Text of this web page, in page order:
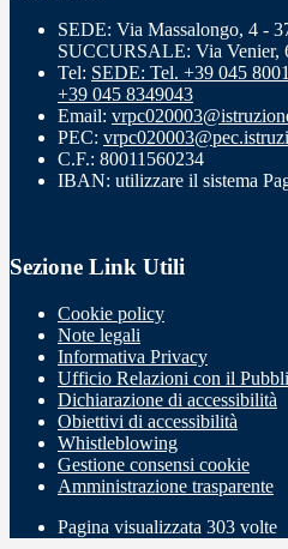
SEDE: Via Massalongo, 4 -
SUCCURSALE: Via Venier,
Tel: SEDE: Tel. +39 045
+39 045 8349043
Email:
PEC:
C.F.: 80011560234
IBAN: utilizzare il sistema
Sezione Link Utili
Cookie policy
Note legali
Informativa Privacy
Ufficio Relazioni con il
Dichiarazione di accessibilità
Obiettivi di accessibilità
Whistleblowing
Gestione consensi cookie
Amministrazione trasparente
Pagina visualizzata 303 volte